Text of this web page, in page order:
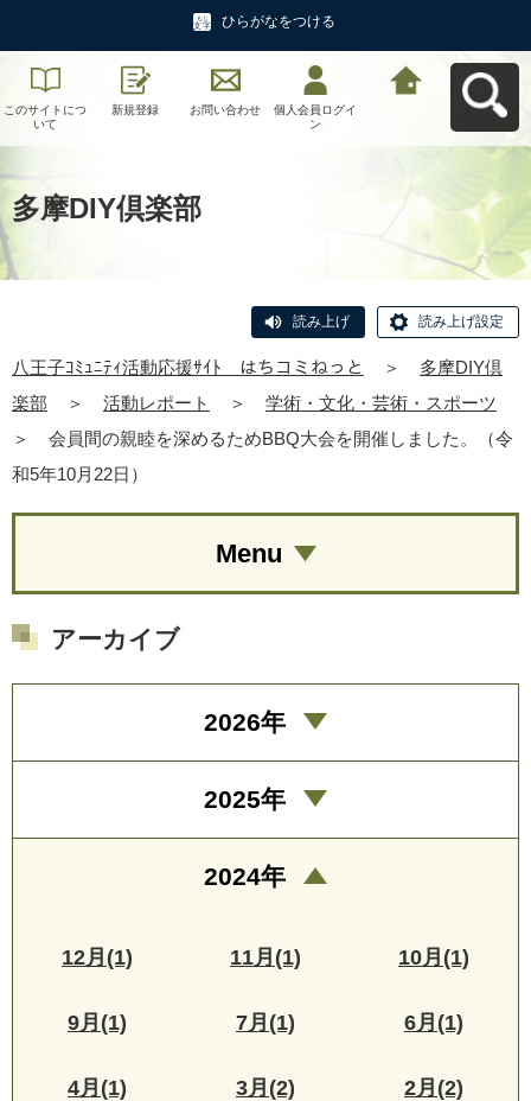
ひらがなをつける
このサイトにつ
いて
新規登録 お問い合わせ
個人会員ログイ
ン
多摩DIY倶楽部
読み上げ 読み上げ設定
八王子ｺﾐｭﾆﾃｨ活動応援ｻｲﾄ はちコミねっと ＞
多摩DIY倶
楽部
＞ 活動レポート ＞
学術・文化・芸術・スポーツ
＞
会員間の親睦を深めるためBBQ大会を開催しました。（令
和5年10月22日）
Menu
アーカイブ
2026年
2025年
2024年
12月(1) 11月(1) 10月(1)
9月(1) 7月(1) 6月(1)
4月(1) 3月(2) 2月(2)